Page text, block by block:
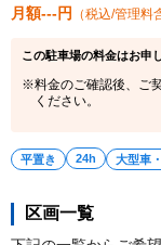
月額---円 （税込/管理料
この駐車場の料金はお申
料金のご確認後、ご
ください。
平置き 24h 大型車
区画一覧